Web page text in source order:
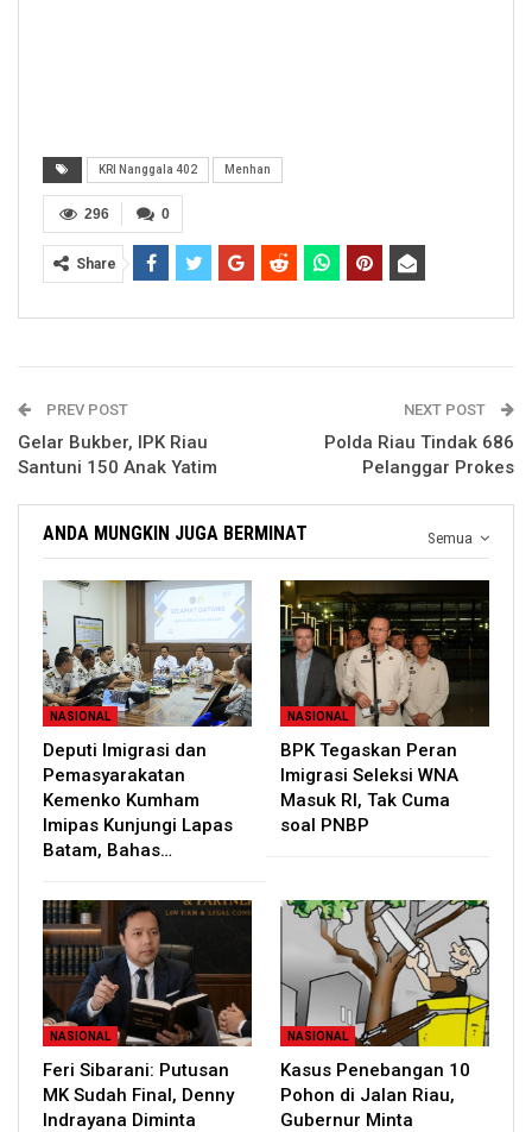
KRI Nanggala 402 Menhan
0
296
Share
PREV POST
Gelar Bukber, IPK Riau
Santuni 150 Anak Yatim
NEXT POST
Polda Riau Tindak 686
Pelanggar Prokes
Semua
ANDA MUNGKIN JUGA BERMINAT
NASIONAL
Deputi Imigrasi dan
Pemasyarakatan
Kemenko Kumham
Imipas Kunjungi Lapas
Batam, Bahas…
NASIONAL
BPK Tegaskan Peran
Imigrasi Seleksi WNA
Masuk RI, Tak Cuma
soal PNBP
NASIONAL
Feri Sibarani: Putusan
MK Sudah Final, Denny
Indrayana Diminta
NASIONAL
Kasus Penebangan 10
Pohon di Jalan Riau,
Gubernur Minta